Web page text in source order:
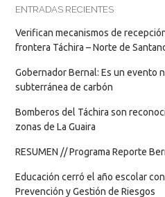
ENTRADAS RECIENTES
Verifican mecanismos de
frontera Táchira – Norte de
Gobernador Bernal: Es un evento
subterránea de carbón
Bomberos del Táchira son
zonas de La Guaira
RESUMEN // Programa Reporte
Educación cerró el año escolar
Prevención y Gestión de Riesgos